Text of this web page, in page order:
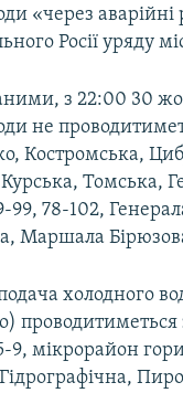
«через
Росії уряду
з 22:00 30
не
Костромська,
Томська,
78-102,
Маршала
холодного
9, мікрорайон